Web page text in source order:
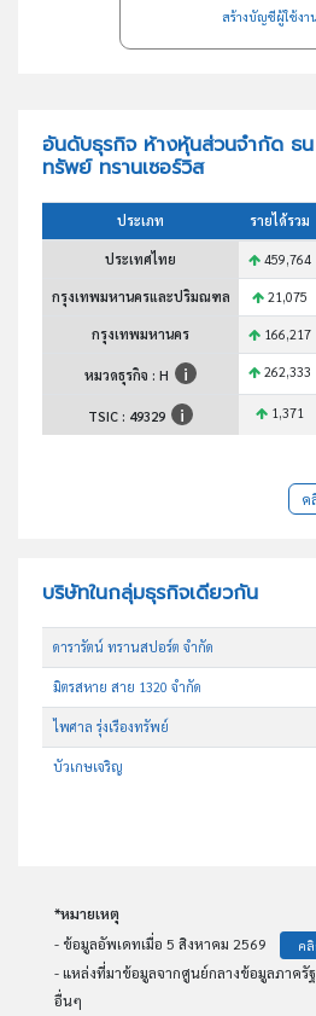
สร้างบัญชีผู้ใช้งาน
อันดับธุรกิจ ห้างหุ้นส่วนจำกัด ธน
ทรัพย์ ทรานเซอร์วิส
ประเภท รายได้รวม
ประเทศไทย 459,764
กรุงเทพมหานครและปริมณฑล 21,075
กรุงเทพมหานคร 166,217
หมวดธุรกิจ : H 262,333
TSIC : 49329 1,371
ค
บริษัทในกลุ่มธุรกิจเดียวกัน
ดารารัตน์ ทรานสปอร์ต จำกัด
มิตรสหาย สาย 1320 จำกัด
ไพศาล รุ่งเรืองทรัพย์
บัวเกษเจริญ
*หมายเหตุ
- ข้อมูลอัพเดทเมื่อ 5 สิงหาคม 2569
ค
- แหล่งที่มาข้อมูลจากศูนย์กลางข้อมูลภาครั
อื่นๆ